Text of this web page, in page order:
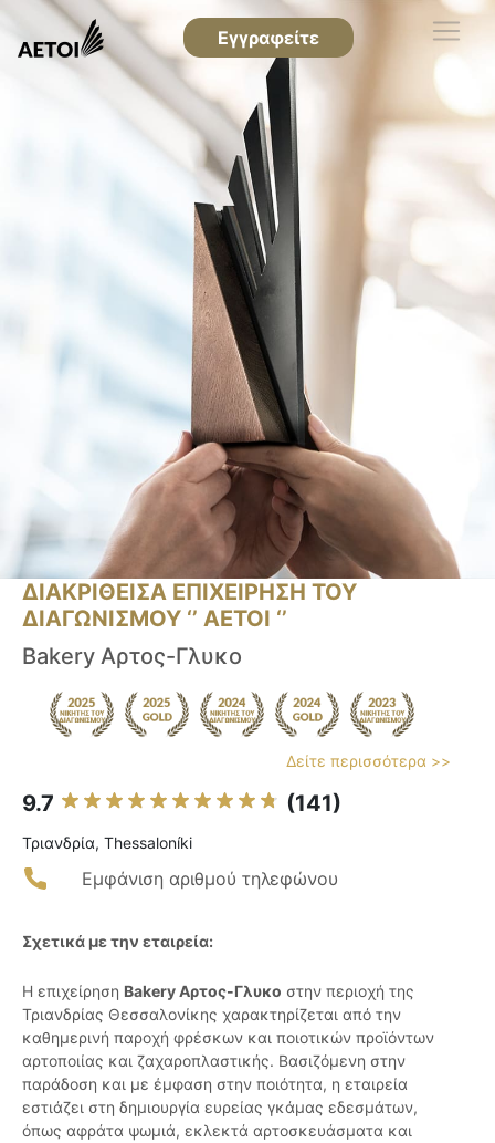
Εγγραφείτε
ΔΙΑΚΡΙΘΕΙΣΑ ΕΠΙΧΕΙΡΗΣΗ ΤΟΥ
ΔΙΑΓΩΝΙΣΜΟΥ ‘’ ΑΕΤΟΙ ‘’
Bakery Αρτος-Γλυκο
Δείτε περισσότερα >>
9.7 (141)
Τριανδρία, Thessaloníki
Εμφάνιση αριθμού τηλεφώνου
Σχετικά με την εταιρεία:
Η επιχείρηση Bakery Αρτος-Γλυκο στην περιοχή της
Τριανδρίας Θεσσαλονίκης χαρακτηρίζεται από την
καθημερινή παροχή φρέσκων και ποιοτικών προϊόντων
αρτοποιίας και ζαχαροπλαστικής. Βασιζόμενη στην
παράδοση και με έμφαση στην ποιότητα, η εταιρεία
εστιάζει στη δημιουργία ευρείας γκάμας εδεσμάτων,
όπως αφράτα ψωμιά, εκλεκτά αρτοσκευάσματα και